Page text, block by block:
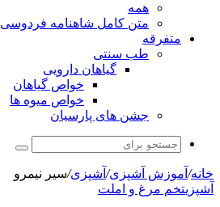
همه
متن کامل شاهنامه فردوسی
متفرقه
طب سنتی
گیاهان دارویی
خواص گیاهان
خواص میوه ها
جشن های پارسیان
خانه/ آموزش آشپزی/ آشپزی/سیر نیمرو
آشپزیتخم مرغ و املت